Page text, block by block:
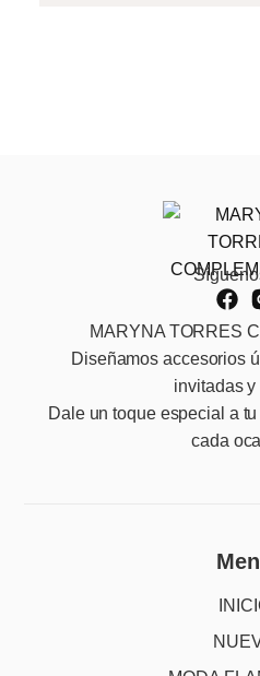
MARYNA TORRES
Diseñamos accesorios
invitadas y
Dale un toque especial a
cada